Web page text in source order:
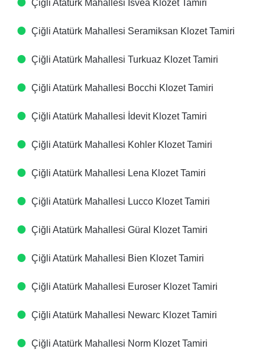
Çiğli Atatürk Mahallesi Isvea Klozet Tamiri
Çiğli Atatürk Mahallesi Seramiksan Klozet Tamiri
Çiğli Atatürk Mahallesi Turkuaz Klozet Tamiri
Çiğli Atatürk Mahallesi Bocchi Klozet Tamiri
Çiğli Atatürk Mahallesi İdevit Klozet Tamiri
Çiğli Atatürk Mahallesi Kohler Klozet Tamiri
Çiğli Atatürk Mahallesi Lena Klozet Tamiri
Çiğli Atatürk Mahallesi Lucco Klozet Tamiri
Çiğli Atatürk Mahallesi Güral Klozet Tamiri
Çiğli Atatürk Mahallesi Bien Klozet Tamiri
Çiğli Atatürk Mahallesi Euroser Klozet Tamiri
Çiğli Atatürk Mahallesi Newarc Klozet Tamiri
Çiğli Atatürk Mahallesi Norm Klozet Tamiri